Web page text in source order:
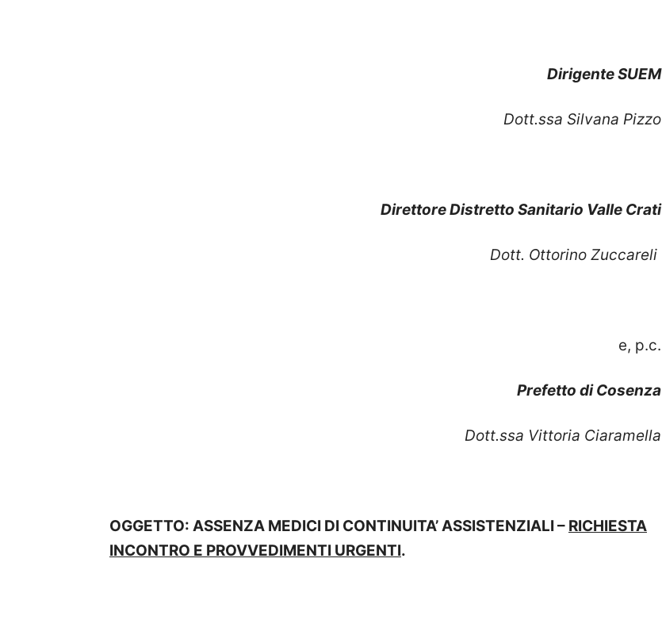
Dirigente SUEM
Dott.ssa Silvana Pizzo
Direttore Distretto Sanitario Valle Crati
Dott. Ottorino Zuccareli
e, p.c.
Prefetto di Cosenza
Dott.ssa Vittoria Ciaramella
OGGETTO: ASSENZA MEDICI DI CONTINUITA’ ASSISTENZIALI – RICHIESTA
INCONTRO E PROVVEDIMENTI URGENTI.